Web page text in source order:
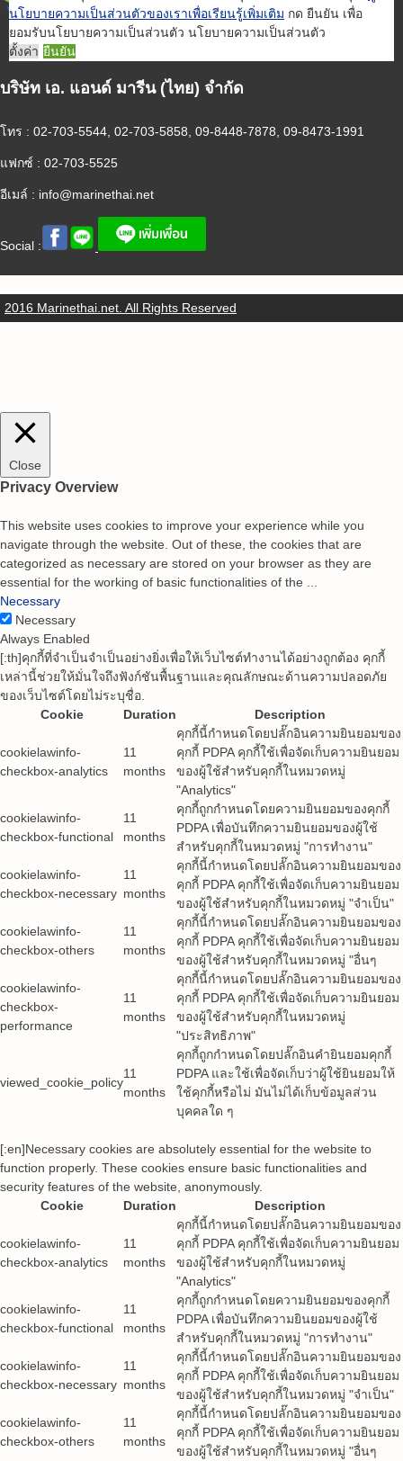
บริษัท เอ. แอนด์ มารีน (ไทย) จำกัด
โทร : 02-703-5544, 02-703-5858, 09-8448-7878, 09-8473-1991
แฟกซ์ : 02-703-5525
อีเมล์ : info@marinethai.net
Social :
2016 Marinethai.net. All Rights Reserved
นโยบายความเป็นส่วนตัวของเราเพื่อเรียนรู้เพิ่มเติม กด ยืนยัน เพื่อ
ยอมรับนโยบายความเป็นส่วนตัว นโยบายความเป็นส่วนตัว
ตั้งค่า ยืนยัน
Close
Privacy Overview
This website uses cookies to improve your experience while you
navigate through the website. Out of these, the cookies that are
categorized as necessary are stored on your browser as they are
essential for the working of basic functionalities of the
Necessary
Necessary
Always Enabled
[:th]คุกกี้ที่จำเป็นจำเป็นอย่างยิ่งเพื่อให้เว็บไซต์ทำงานได้อย่างถูกต้อง คุกกี้
เหล่านี้ช่วยให้มั่นใจถึงฟังก์ชันพื้นฐานและคุณลักษณะด้านความปลอดภัย
ของเว็บไซต์โดยไม่ระบุชื่อ.
Cookie
Duration Description
cookielawinfo-
checkbox-analytics
11
months
คุกกี้นี้กำหนดโดยปลั๊กอินความยินยอมของ
คุกกี้ PDPA คุกกี้ใช้เพื่อจัดเก็บความยินยอม
ของผู้ใช้สำหรับคุกกี้ในหมวดหมู่
"Analytics"
cookielawinfo-
checkbox-functional
11
months
คุกกี้ถูกกำหนดโดยความยินยอมของคุกกี้
PDPA เพื่อบันทึกความยินยอมของผู้ใช้
สำหรับคุกกี้ในหมวดหมู่ "การทำงาน"
cookielawinfo-
checkbox-necessary
11
months
คุกกี้นี้กำหนดโดยปลั๊กอินความยินยอมของ
คุกกี้ PDPA คุกกี้ใช้เพื่อจัดเก็บความยินยอม
ของผู้ใช้สำหรับคุกกี้ในหมวดหมู่ "จำเป็น"
cookielawinfo-
checkbox-others
11
months
คุกกี้นี้กำหนดโดยปลั๊กอินความยินยอมของ
คุกกี้ PDPA คุกกี้ใช้เพื่อจัดเก็บความยินยอม
ของผู้ใช้สำหรับคุกกี้ในหมวดหมู่ "อื่นๆ
cookielawinfo-
checkbox-
performance
11
months
คุกกี้นี้กำหนดโดยปลั๊กอินความยินยอมของ
คุกกี้ PDPA คุกกี้ใช้เพื่อจัดเก็บความยินยอม
ของผู้ใช้สำหรับคุกกี้ในหมวดหมู่
"ประสิทธิภาพ"
viewed_cookie_policy
11
months
คุกกี้ถูกกำหนดโดยปลั๊กอินคำยินยอมคุกกี้
PDPA และใช้เพื่อจัดเก็บว่าผู้ใช้ยินยอมให้
ใช้คุกกี้หรือไม่ มันไม่ได้เก็บข้อมูลส่วน
บุคคลใด ๆ
[:en]Necessary cookies are absolutely essential for the website to
function properly. These cookies ensure basic functionalities and
security features of the website, anonymously.
Cookie
Duration Description
cookielawinfo-
checkbox-analytics
11
months
คุกกี้นี้กำหนดโดยปลั๊กอินความยินยอมของ
คุกกี้ PDPA คุกกี้ใช้เพื่อจัดเก็บความยินยอม
ของผู้ใช้สำหรับคุกกี้ในหมวดหมู่
"Analytics"
cookielawinfo-
checkbox-functional
11
months
คุกกี้ถูกกำหนดโดยความยินยอมของคุกกี้
PDPA เพื่อบันทึกความยินยอมของผู้ใช้
สำหรับคุกกี้ในหมวดหมู่ "การทำงาน"
cookielawinfo-
checkbox-necessary
11
months
คุกกี้นี้กำหนดโดยปลั๊กอินความยินยอมของ
คุกกี้ PDPA คุกกี้ใช้เพื่อจัดเก็บความยินยอม
ของผู้ใช้สำหรับคุกกี้ในหมวดหมู่ "จำเป็น"
cookielawinfo-
checkbox-others
11
months
คุกกี้นี้กำหนดโดยปลั๊กอินความยินยอมของ
คุกกี้ PDPA คุกกี้ใช้เพื่อจัดเก็บความยินยอม
ของผู้ใช้สำหรับคุกกี้ในหมวดหมู่ "อื่นๆ